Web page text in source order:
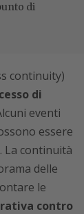
di
continuity)
di
eventi
essere
La continuità
delle
le
contro